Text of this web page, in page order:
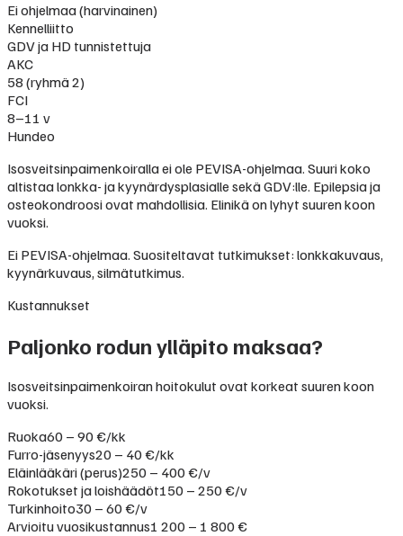
Ei ohjelmaa (harvinainen)
Kennelliitto
GDV ja HD tunnistettuja
AKC
58 (ryhmä 2)
FCI
8–11 v
Hundeo
Isosveitsinpaimenkoiralla ei ole PEVISA-ohjelmaa. Suuri koko
altistaa lonkka- ja kyynärdysplasialle sekä GDV:lle. Epilepsia ja
osteokondroosi ovat mahdollisia. Elinikä on lyhyt suuren koon
vuoksi.
Ei PEVISA-ohjelmaa. Suositeltavat tutkimukset: lonkkakuvaus,
kyynärkuvaus, silmätutkimus.
Kustannukset
Paljonko rodun ylläpito maksaa?
Isosveitsinpaimenkoiran hoitokulut ovat korkeat suuren koon
vuoksi.
Ruoka60 – 90 €/kk
Furro-jäsenyys20 – 40 €/kk
Eläinlääkäri (perus)250 – 400 €/v
Rokotukset ja loishäädöt150 – 250 €/v
Turkinhoito30 – 60 €/v
Arvioitu vuosikustannus1 200 – 1 800 €